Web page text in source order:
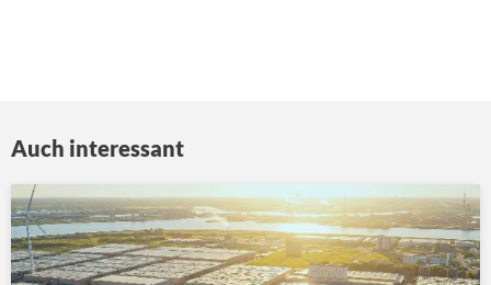
Auch interessant